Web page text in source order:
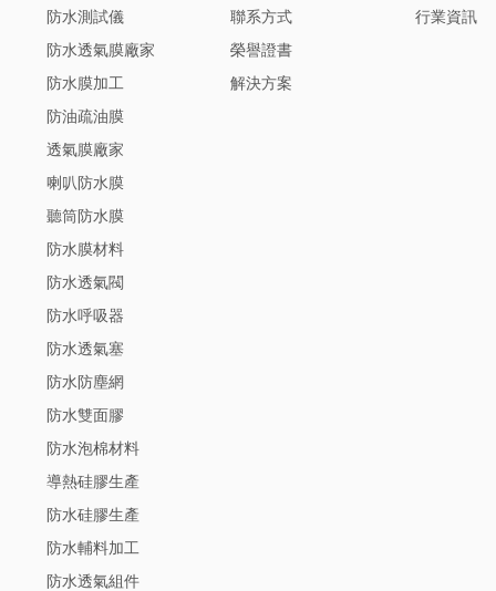
防水測試儀
防水透氣膜廠家
防水膜加工
防油疏油膜
透氣膜廠家
喇叭防水膜
聽筒防水膜
防水膜材料
防水透氣閥
防水呼吸器
防水透氣塞
防水防塵網
防水雙面膠
防水泡棉材料
導熱硅膠生產
防水硅膠生產
防水輔料加工
防水透氣組件
聯系方式
榮譽證書
解決方案
行業資訊